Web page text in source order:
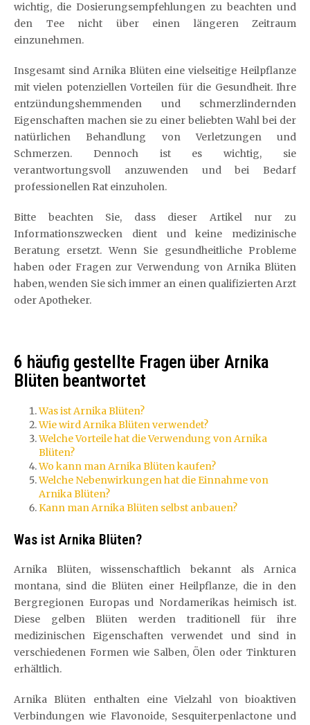
wichtig, die Dosierungsempfehlungen zu beachten und
den Tee nicht über einen längeren Zeitraum
einzunehmen.
Insgesamt sind Arnika Blüten eine vielseitige Heilpflanze
mit vielen potenziellen Vorteilen für die Gesundheit. Ihre
entzündungshemmenden und schmerzlindernden
Eigenschaften machen sie zu einer beliebten Wahl bei der
natürlichen Behandlung von Verletzungen und
Schmerzen. Dennoch ist es wichtig, sie
verantwortungsvoll anzuwenden und bei Bedarf
professionellen Rat einzuholen.
Bitte beachten Sie, dass dieser Artikel nur zu
Informationszwecken dient und keine medizinische
Beratung ersetzt. Wenn Sie gesundheitliche Probleme
haben oder Fragen zur Verwendung von Arnika Blüten
haben, wenden Sie sich immer an einen qualifizierten Arzt
oder Apotheker.
6 häufig gestellte Fragen über Arnika
Blüten beantwortet
Was ist Arnika Blüten?
Wie wird Arnika Blüten verwendet?
Welche Vorteile hat die Verwendung von Arnika
Blüten?
Wo kann man Arnika Blüten kaufen?
Welche Nebenwirkungen hat die Einnahme von
Arnika Blüten?
Kann man Arnika Blüten selbst anbauen?
Was ist Arnika Blüten?
Arnika Blüten, wissenschaftlich bekannt als Arnica
montana, sind die Blüten einer Heilpflanze, die in den
Bergregionen Europas und Nordamerikas heimisch ist.
Diese gelben Blüten werden traditionell für ihre
medizinischen Eigenschaften verwendet und sind in
verschiedenen Formen wie Salben, Ölen oder Tinkturen
erhältlich.
Arnika Blüten enthalten eine Vielzahl von bioaktiven
Verbindungen wie Flavonoide, Sesquiterpenlactone und